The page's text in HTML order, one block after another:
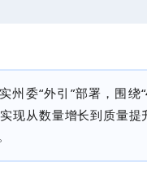
州委“外引”部署，围绕“
现从数量增长到质量提